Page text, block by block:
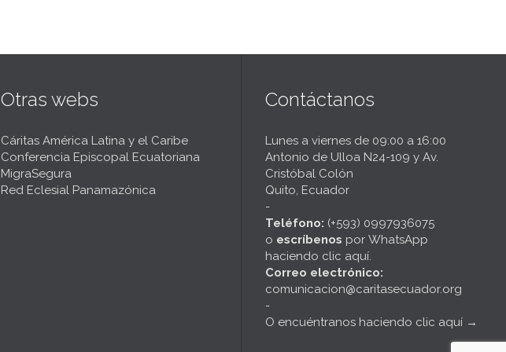
Otras webs
Cáritas América Latina y el Caribe
Conferencia Episcopal Ecuatoriana
MigraSegura
Red Eclesial Panamazónica
Contáctanos
Lunes a viernes de 09:00 a 16:00
Antonio de Ulloa N24-109 y Av.
Cristóbal Colón
Quito, Ecuador
-
Teléfono: (+593) 0997936075
o escríbenos por WhatsApp
haciendo clic aquí.
Correo electrónico:
comunicacion@caritasecuador.org
-
O encuéntranos haciendo clic aquí →